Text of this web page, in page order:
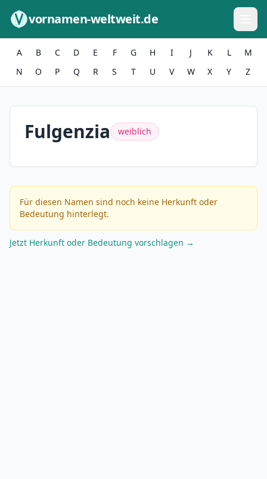
vornamen-weltweit.de
A B C D E F G H I J K L
M
N
O P Q R S T U V W X Y Z
Fulgenzia weiblich
Für diesen Namen sind noch keine Herkunft oder
Bedeutung hinterlegt.
Jetzt Herkunft oder Bedeutung vorschlagen →